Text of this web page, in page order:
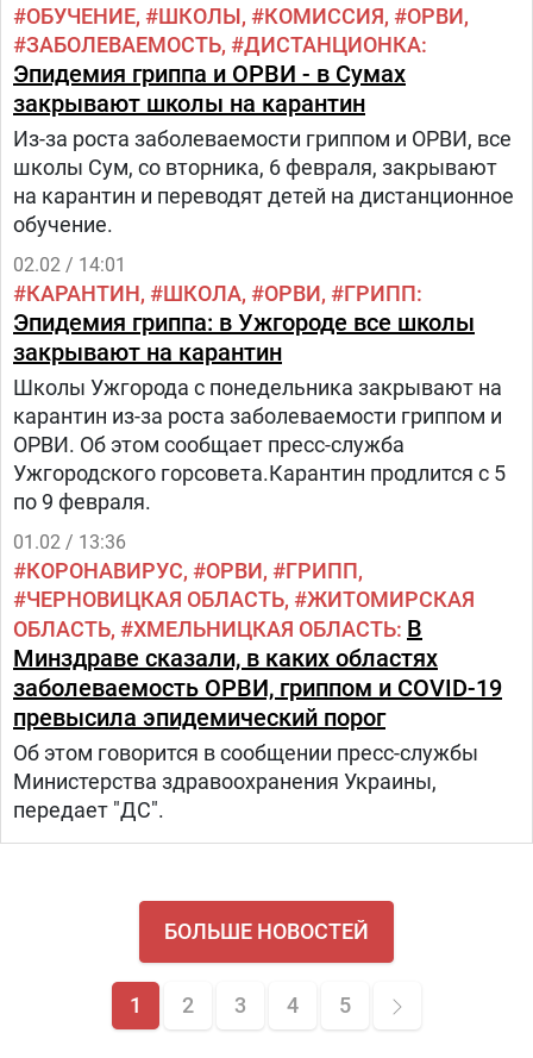
ОБУЧЕНИЕ ШКОЛЫ КОМИССИЯ
ОРВИ
ЗАБОЛЕВАЕМОСТЬ
ДИСТАНЦИОНКА
Эпидемия гриппа и ОРВИ - в Сумах
закрывают школы на карантин
Из-за роста заболеваемости гриппом и ОРВИ, все
школы Сум, со вторника, 6 февраля, закрывают
на карантин и переводят детей на дистанционное
обучение.
02.02 / 14:01
КАРАНТИН ШКОЛА ОРВИ ГРИПП
Эпидемия гриппа: в Ужгороде все школы
закрывают на карантин
Школы Ужгорода с понедельника закрывают на
карантин из-за роста заболеваемости гриппом и
ОРВИ. Об этом сообщает пресс-служба
Ужгородского горсовета.Карантин продлится с 5
по 9 февраля.
01.02 / 13:36
КОРОНАВИРУС ОРВИ
ГРИПП
ЧЕРНОВИЦКАЯ ОБЛАСТЬ
ЖИТОМИРСКАЯ
ОБЛАСТЬ
ХМЕЛЬНИЦКАЯ ОБЛАСТЬ В
Минздраве сказали, в каких областях
заболеваемость ОРВИ, гриппом и COVID-19
превысила эпидемический порог
Об этом говорится в сообщении пресс-службы
Министерства здравоохранения Украины,
передает "ДС".
БОЛЬШЕ НОВОСТЕЙ
1 2 3 4 5